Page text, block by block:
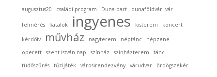
augusztus20 családi program Duna-part dunaföldvári vár
felmérés fiatalok ingyenes kisterem koncert
kérdőív művház nagyterem néptánc
népzene
operett
szent istván nap színház színházterem
tánc
tüdőszűrés
tűzijáték városirendezvény várudvar ördögszekér